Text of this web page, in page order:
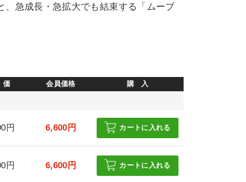
、急成長・急拡大でも結束する「ムーブ
会員価格 購 入
円 6,600円 カートに入れる
円 6,600円 カートに入れる